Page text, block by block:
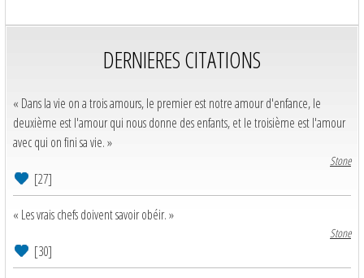
DERNIERES CITATIONS
« Dans la vie on a trois amours, le premier est notre amour d'enfance, le
deuxième est l'amour qui nous donne des enfants, et le troisième est l'amour
avec qui on fini sa vie. »
Stone
[27]
« Les vrais chefs doivent savoir obéir. »
Stone
[30]